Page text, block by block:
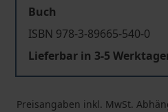
Buch
ISBN 978-3-89665-540-0
Lieferbar in 3-5
Preisangaben inkl. MwSt.